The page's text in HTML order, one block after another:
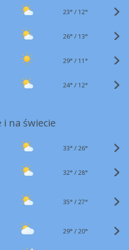
23° / 12°
26° / 13°
29° / 11°
24° / 12°
i na świecie
33° /26°
32° /28°
35° /27°
29° /20°